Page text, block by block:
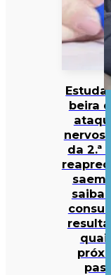
beira
nervos.
da 2.ª
saem
saiba